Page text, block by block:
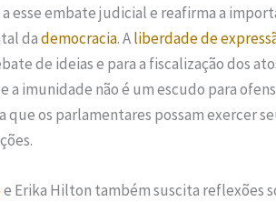
esse embate judicial e reafirma a
dademocracia. Aliberdade de
de ideias e para a fiscalização dos
a imunidade não é um escudo para
que os parlamentares possam exercer
e Erika Hilton também suscita reflexões